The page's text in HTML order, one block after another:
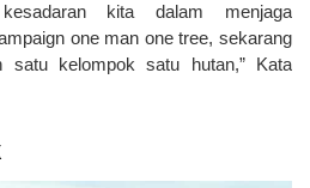
kita dalam menjaga
one man one tree, sekarang
satu kelompok satu hutan,” Kata